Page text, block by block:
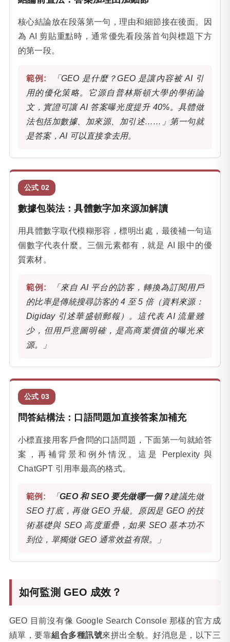
核心結論放在段落第一句，理由和細節接在後面。因
為 AI 剪貼重點時，通常優先看段落首句與標題下方
的第一段。
「GEO 是什麼？GEO 是讓內容被 AI 引
用的優化策略。它源自普林斯頓大學的學術論
文，實證可讓 AI 答案曝光度提升 40%。具體做
法包括加數據、加來源、加引述……」第一句就
是答案，AI 可以直接拿去用。
公式 02
數據包裝法：具體數字加來源加解讀
用具體數字取代模糊形容，標明出處，最後補一句這
個數字代表什麼。三個元素都有，就是 AI 眼中的優
質素材。
「來自 AI 平台的訪客，轉換為訂閱用戶
的比率是傳統搜尋訪客的 4 至 5 倍（資料來源：
Digiday 引述華盛頓郵報）。這代表 AI 流量雖
少，但用戶意圖明確，是高商業價值的曝光來
源。」
公式 03
問答結構法：口語問題加直接答案加補充
小標直接用客戶會問的口語問題，下面第一句就給答
案，再補背景和例外情況。這是 Perplexity 與
ChatGPT 引用率最高的格式。
「GEO 和 SEO 要先做哪一個？建議先做
SEO 打底，再做 GEO 升級。原因是 GEO 的技
術基礎與 SEO 高度重疊，如果 SEO 基本功不
到位，單獨做 GEO 通常效益有限。」
如何監測 GEO 成效？
GEO 目前沒有像 Google Search Console 那樣的官方成
績單，要靠組合多種訊號來拼出全貌。好消息是，以下三